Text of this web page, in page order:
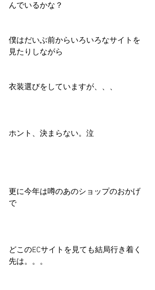
んでいるかな？
僕はだいぶ前からいろいろなサイトを
見たりしながら
衣装選びをしていますが、、、
ホント、決まらない。泣
更に今年は噂のあのショップのおかげ
で
どこのECサイトを見ても結局行き着く
先は。。。